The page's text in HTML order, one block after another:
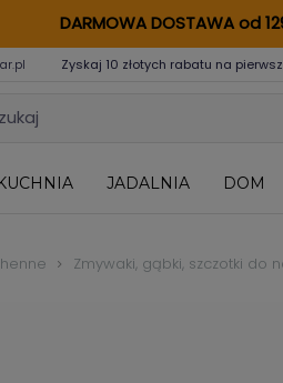
DARMOWA DOSTAWA od
Zyskaj 10 złotych rabatu na
JADALNIA DOM
Zmywaki, gąbki, szczotki do